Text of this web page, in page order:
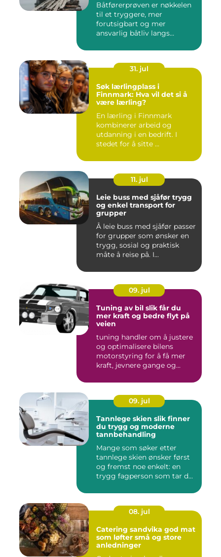
Båtførerprøven er nøkkelen
til et tryggere, mer
forutsigbart og mer
ansvarlig båtliv langs
31. jul
Søk lærlingplass i
Finnmark: Hva vil det si å
være lærling?
En lærling i Finnmark
kombinerer arbeid og
utdanning i en bedrift. I
stedet for å sitte ...
11. jul
Leie buss med sjåfør trygg
og enkel transport for
grupper
Å leie buss med sjåfør passer
for grupper som ønsker en
trygg, sosial og praktisk
måte å reise på. I...
09. jul
Tuning av bil slik får du
mer kraft og bedre flyt på
veien
tuning handler om å justere
og optimalisere bilens
motorstyring for å få mer
kraft, jevnere gange og...
09. jul
Tannlege skien slik finner
du trygg og moderne
tannbehandling
Mange som søker etter
tannlege skien ønsker først
og fremst noe enkelt: en
trygg fagperson som tar d...
08. jul
Catering sandvika god mat
som løfter små og store
anledninger